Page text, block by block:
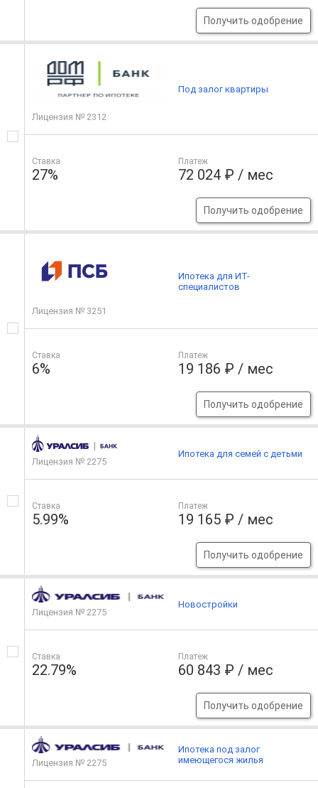
Получить одобрение
Лицензия № 2312
Ставка
27%
Платеж
72 024 ₽ / мес
Получить одобрение
Под залог квартиры
Лицензия № 3251
Ставка
6%
Платеж
19 186 ₽ / мес
Получить одобрение
Ипотека для ИТ-
специалистов
Лицензия № 2275
Ставка
5.99%
Платеж
19 165 ₽ / мес
Получить одобрение
Ипотека для семей с детьми
Лицензия № 2275
Ставка
22.79%
Платеж
60 843 ₽ / мес
Получить одобрение
Новостройки
Лицензия № 2275
Ипотека под залог
имеющегося жилья